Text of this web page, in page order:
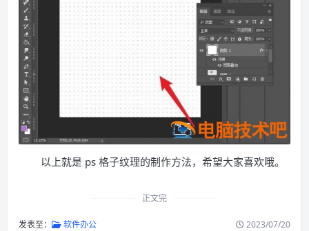
以上就是 ps 格子纹理的制作方法，希望大家喜欢哦。
正文完
发表至： 软件办公 2023/07/20